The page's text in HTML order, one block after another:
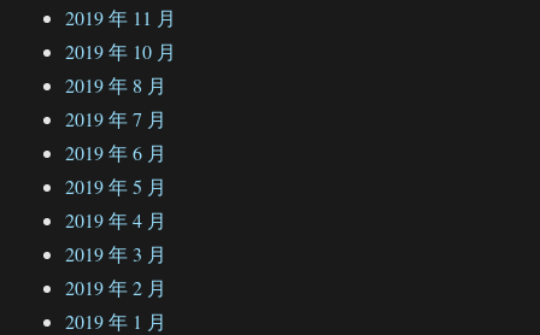
2019 年 11 月
2019 年 10 月
2019 年 8 月
2019 年 7 月
2019 年 6 月
2019 年 5 月
2019 年 4 月
2019 年 3 月
2019 年 2 月
2019 年 1 月